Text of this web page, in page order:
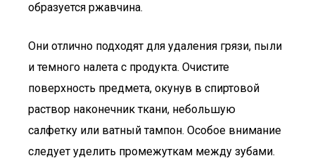
образуется ржавчина.
Они отлично подходят для удаления грязи, пыли
и темного налета с продукта. Очистите
поверхность предмета, окунув в спиртовой
раствор наконечник ткани, небольшую
салфетку или ватный тампон. Особое внимание
следует уделить промежуткам между зубами.